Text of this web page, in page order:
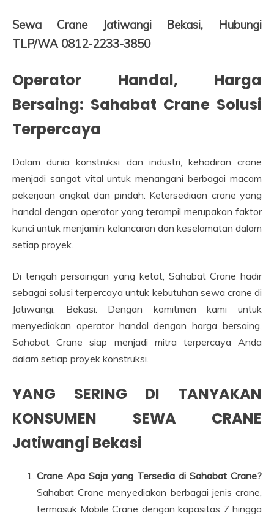
Sewa Crane Jatiwangi Bekasi, Hubungi
TLP/WA 0812-2233-3850
Operator Handal, Harga
Bersaing: Sahabat Crane Solusi
Terpercaya
Dalam dunia konstruksi dan industri, kehadiran crane
menjadi sangat vital untuk menangani berbagai macam
pekerjaan angkat dan pindah. Ketersediaan crane yang
handal dengan operator yang terampil merupakan faktor
kunci untuk menjamin kelancaran dan keselamatan dalam
setiap proyek.
Di tengah persaingan yang ketat, Sahabat Crane hadir
sebagai solusi terpercaya untuk kebutuhan sewa crane di
Jatiwangi, Bekasi. Dengan komitmen kami untuk
menyediakan operator handal dengan harga bersaing,
Sahabat Crane siap menjadi mitra terpercaya Anda
dalam setiap proyek konstruksi.
YANG SERING DI TANYAKAN
KONSUMEN SEWA CRANE
Jatiwangi Bekasi
Crane Apa Saja yang Tersedia di Sahabat Crane?
Sahabat Crane menyediakan berbagai jenis crane,
termasuk Mobile Crane dengan kapasitas 7 hingga